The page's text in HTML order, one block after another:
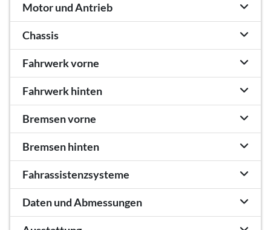
Motor und Antrieb
Chassis
Fahrwerk vorne
Fahrwerk hinten
Bremsen vorne
Bremsen hinten
Fahrassistenzsysteme
Daten und Abmessungen